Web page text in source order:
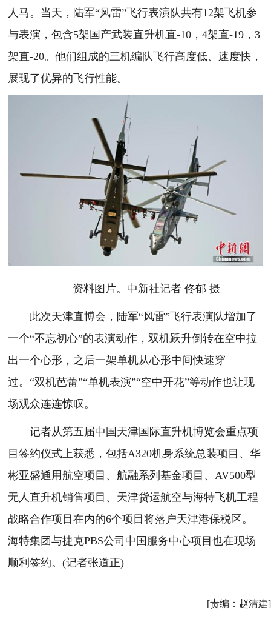
人马。当天，陆军“风雷”飞行表演队共有12架飞机参
与表演，包含5架国产武装直升机直-10，4架直-19，3
架直-20。他们组成的三机编队飞行高度低、速度快，
展现了优异的飞行性能。
资料图片。中新社记者 佟郁 摄
此次天津直博会，陆军“风雷”飞行表演队增加了
一个“不忘初心”的表演动作，双机跃升倒转在空中拉
出一个心形，之后一架单机从心形中间快速穿
过。“双机芭蕾”“单机表演”“空中开花”等动作也让现
场观众连连惊叹。
记者从第五届中国天津国际直升机博览会重点项
目签约仪式上获悉，包括A320机身系统总装项目、华
彬亚盛通用航空项目、航融系列基金项目、AV500型
无人直升机销售项目、天津货运航空与海特飞机工程
战略合作项目在内的6个项目将落户天津港保税区。
海特集团与捷克PBS公司中国服务中心项目也在现场
顺利签约。(记者张道正)
[责编：赵清建]